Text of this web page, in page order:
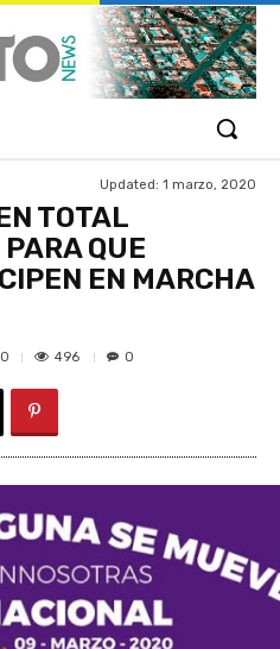
Updated: 1 marzo, 2020
TOTAL
QUE
EN MARCHA
496 0